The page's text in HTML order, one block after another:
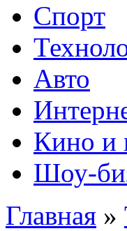
Спорт
Авто
Кино и
Шоу-
Главная »